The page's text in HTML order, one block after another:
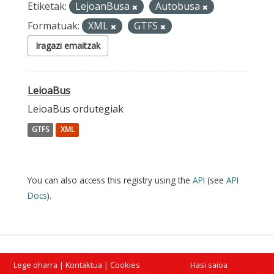
Etiketak: LejoanBusa
Autobusa
Formatuak:
XML GTFS
Iragazi emaitzak
LeioaBus
LeioaBus ordutegiak
GTFS XML
You can also access this registry using the API (see API
Docs).
Lege oharra | Kontaktua | Cookies Hasi saioa